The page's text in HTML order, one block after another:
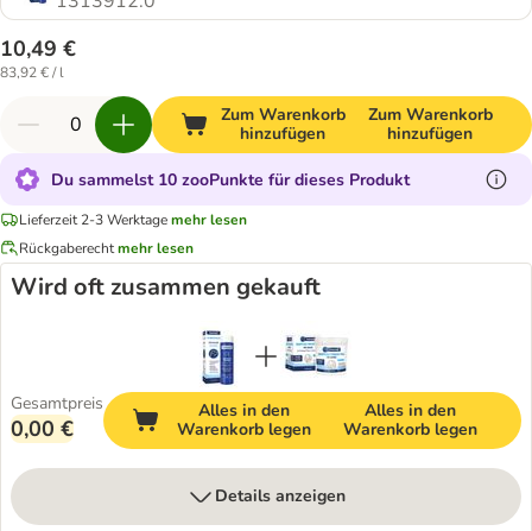
10,49 €
83,92 € / l
Zum Warenkorb
hinzufügen
Zum Warenkorb
hinzufügen
Du sammelst 10 zooPunkte für dieses Produkt
Lieferzeit 2-3 Werktagemehr lesen
Rückgaberechtmehr lesen
Wird oft zusammen gekauft
Gesamtpreis
0,00 €
Alles in den
Warenkorb legen
Alles in den
Warenkorb legen
Details anzeigen